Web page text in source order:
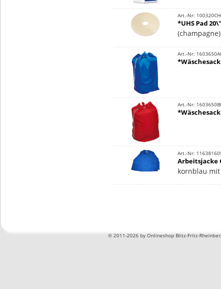
Art.-Nr:
*UHS Pad
(champagne)
Art.-Nr:
Art.-Nr:
Art.-Nr:
Arbeitsjacke
kornblau
© 2011-2026 by Onlineshop Blitz-Fritz-